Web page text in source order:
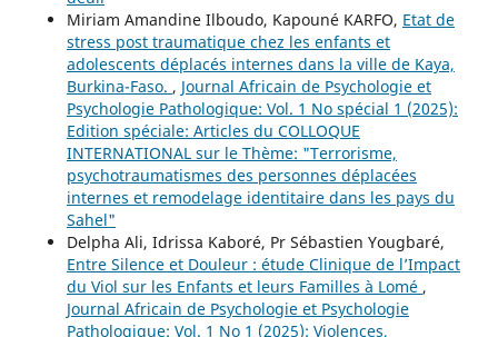
Miriam Amandine Ilboudo, Kapouné KARFO, Etat de
stress post traumatique chez les enfants et
adolescents déplacés internes dans la ville de Kaya,
Burkina-Faso. , Journal Africain de Psychologie et
Psychologie Pathologique: Vol. 1 No spécial 1 (2025):
Edition spéciale: Articles du COLLOQUE
INTERNATIONAL sur le Thème: "Terrorisme,
psychotraumatismes des personnes déplacées
internes et remodelage identitaire dans les pays du
Sahel"
Delpha Ali, Idrissa Kaboré, Pr Sébastien Yougbaré,
Entre Silence et Douleur : étude Clinique de l’Impact
du Viol sur les Enfants et leurs Familles à Lomé ,
Journal Africain de Psychologie et Psychologie
Pathologique: Vol. 1 No 1 (2025): Violences,